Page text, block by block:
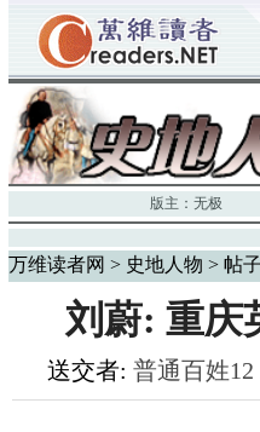
版主： 无极
万维读者网 > 史地人物 > 帖子
刘蔚: 重庆
送交者: 普通百姓12